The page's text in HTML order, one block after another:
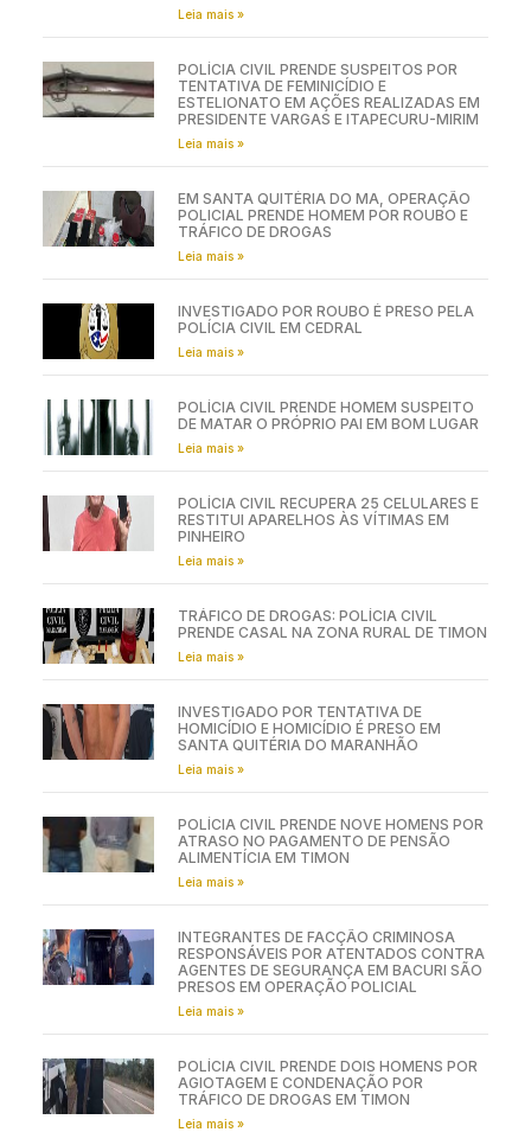
Leia mais »
POLÍCIA CIVIL PRENDE SUSPEITOS POR
TENTATIVA DE FEMINICÍDIO E
ESTELIONATO EM AÇÕES REALIZADAS EM
PRESIDENTE VARGAS E ITAPECURU-MIRIM
Leia mais »
EM SANTA QUITÉRIA DO MA, OPERAÇÃO
POLICIAL PRENDE HOMEM POR ROUBO E
TRÁFICO DE DROGAS
Leia mais »
INVESTIGADO POR ROUBO É PRESO PELA
POLÍCIA CIVIL EM CEDRAL
Leia mais »
POLÍCIA CIVIL PRENDE HOMEM SUSPEITO
DE MATAR O PRÓPRIO PAI EM BOM LUGAR
Leia mais »
POLÍCIA CIVIL RECUPERA 25 CELULARES E
RESTITUI APARELHOS ÀS VÍTIMAS EM
PINHEIRO
Leia mais »
TRÁFICO DE DROGAS: POLÍCIA CIVIL
PRENDE CASAL NA ZONA RURAL DE TIMON
Leia mais »
INVESTIGADO POR TENTATIVA DE
HOMICÍDIO E HOMICÍDIO É PRESO EM
SANTA QUITÉRIA DO MARANHÃO
Leia mais »
POLÍCIA CIVIL PRENDE NOVE HOMENS POR
ATRASO NO PAGAMENTO DE PENSÃO
ALIMENTÍCIA EM TIMON
Leia mais »
INTEGRANTES DE FACÇÃO CRIMINOSA
RESPONSÁVEIS POR ATENTADOS CONTRA
AGENTES DE SEGURANÇA EM BACURI SÃO
PRESOS EM OPERAÇÃO POLICIAL
Leia mais »
POLÍCIA CIVIL PRENDE DOIS HOMENS POR
AGIOTAGEM E CONDENAÇÃO POR
TRÁFICO DE DROGAS EM TIMON
Leia mais »